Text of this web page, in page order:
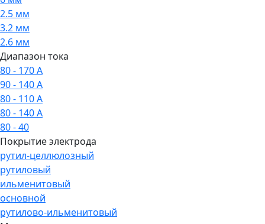
2.5 мм
3.2 мм
2.6 мм
Диапазон тока
80 - 170 А
90 - 140 А
80 - 110 А
80 - 140 А
80 - 40
Покрытие электрода
рутил-целлюлозный
рутиловый
ильменитовый
основной
рутилово-ильменитовый